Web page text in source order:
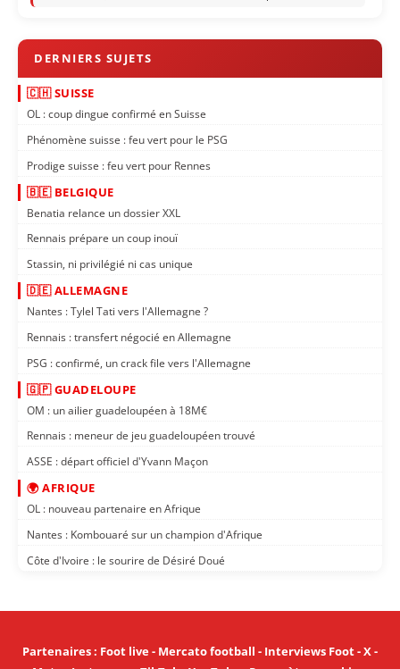
🇨🇭 SUISSE
OL : coup dingue confirmé en Suisse
Phénomène suisse : feu vert pour le PSG
Prodige suisse : feu vert pour Rennes
🇧🇪 BELGIQUE
Benatia relance un dossier XXL
Rennais prépare un coup inouï
Stassin, ni privilégié ni cas unique
🇩🇪 ALLEMAGNE
Nantes : Tylel Tati vers l'Allemagne ?
Rennais : transfert négocié en Allemagne
PSG : confirmé, un crack file vers l'Allemagne
🇬🇵 GUADELOUPE
OM : un ailier guadeloupéen à 18M€
Rennais : meneur de jeu guadeloupéen trouvé
ASSE : départ officiel d'Yvann Maçon
🌍 AFRIQUE
OL : nouveau partenaire en Afrique
Nantes : Kombouaré sur un champion d'Afrique
Côte d'Ivoire : le sourire de Désiré Doué
Partenaires: Foot live- Mercato football - Interviews Foot-X-